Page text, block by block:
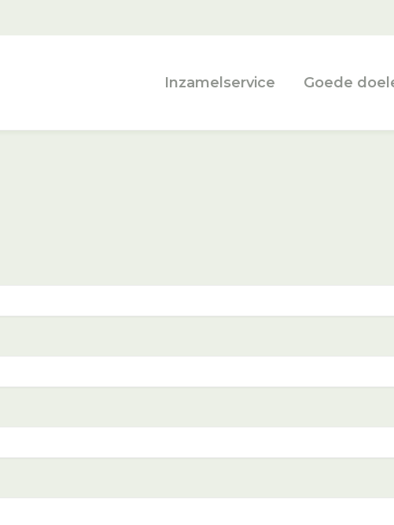
Inzamelservice Goede